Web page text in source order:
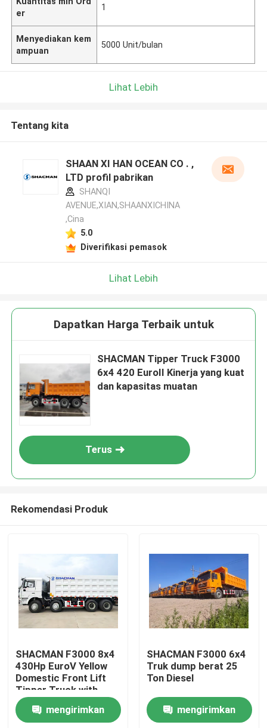
Rumah
er
1
Menyediakan kem
ampuan
5000 Unit/bulan
Lihat Lebih
Tentang kita
SHAAN XI HAN OCEAN CO . ,
LTD profil pabrikan
SHANQI
AVENUE,XIAN,SHAANXICHINA
,Cina
5.0
Diverifikasi pemasok
Lihat Lebih
Dapatkan Harga Terbaik untuk
SHACMAN Tipper Truck F3000
6x4 420 EuroII Kinerja yang kuat
dan kapasitas muatan
Terus
Rekomendasi Produk
SHACMAN F3000 8x4
430Hp EuroV Yellow
Domestic Front Lift
Tipper Truck with
300L Fuel Tank and
12.00R20 Tires
mengirimkan
SHACMAN F3000 6x4
Truk dump berat 25
Ton Diesel
mengirimkan